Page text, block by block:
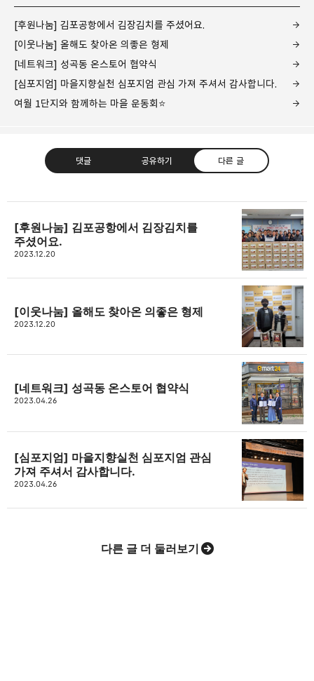
[후원나눔] 김포공항에서 김장김치를 주셨어요.
[이웃나눔] 올해도 찾아온 의좋은 형제
[네트워크] 성곡동 온스토어 협약식
[심포지엄] 마을지향실천 심포지엄 관심 가져 주셔서 감사합니다.
여월 1단지와 함께하는 마을 운동회⭐
댓글 공유하기 다른 글
고강종합사회복지관
고강종합사회복지관입니다.
구독하기
[후원나눔] 김포공항에서 김장김치를
주셨어요.
2023.12.20
[이웃나눔] 올해도 찾아온 의좋은 형제
2023.12.20
[네트워크] 성곡동 온스토어 협약식
2023.04.26
[심포지엄] 마을지향실천 심포지엄 관심
가져 주셔서 감사합니다.
2023.04.26
다른 글 더 둘러보기